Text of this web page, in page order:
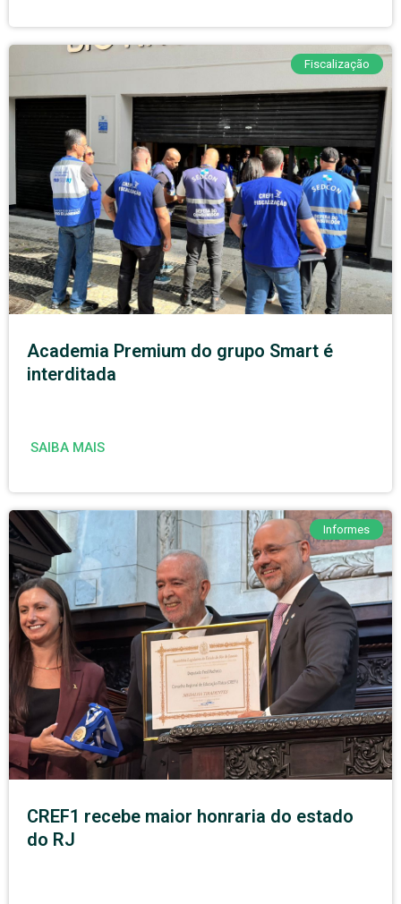
Fiscalização
Academia Premium do grupo Smart é
interditada
SAIBA MAIS
Informes
CREF1 recebe maior honraria do estado
do RJ